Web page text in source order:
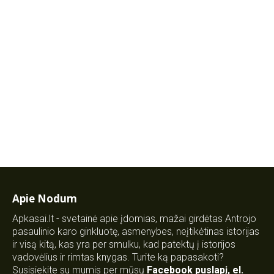
Apie Nodum
Apkasai.lt - svetainė apie įdomias, mažai girdėtas Antrojo
pasaulinio karo ginkluotę, asmenybes, neįtikėtinas istorijas
ir visą kitą, kas yra per smulku, kad patektų į istorijos
vadovėlius ir rimtas knygas. Turite ką papasakoti?
Susisiekite su mumis per mūsų Facebook puslapį, el.